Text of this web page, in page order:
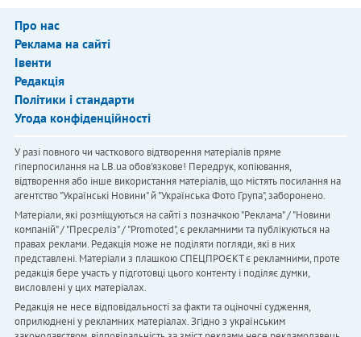
Про нас
Реклама на сайті
Івенти
Редакція
Політики і стандарти
Угода конфіденційності
У разі повного чи часткового відтворення матеріалів пряме
гіперпосилання на LB.ua обов'язкове! Передрук, копіювання,
відтворення або інше використання матеріалів, що містять посилання на
агентство "Українськi Новини" й "Українська Фото Група", заборонено.
Матеріали, які розміщуються на сайті з позначкою "Реклама" / "Новини
компаній" / "Пресреліз" / "Promoted", є рекламними та публікуються на
правах реклами. Редакція може не поділяти погляди, які в них
представлені. Матеріали з плашкою СПЕЦПРОЄКТ є рекламними, проте
редакція бере участь у підготовці цього контенту і поділяє думки,
висловлені у цих матеріалах.
Редакція не несе відповідальності за факти та оціночні судження,
оприлюднені у рекламних матеріалах. Згідно з українським